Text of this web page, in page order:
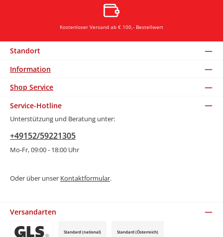
Kostenloser Versand ab € 100,- Bestellwert
Standort
Information
Shop Service
Service-Hotline
Unterstützung und Beratung unter:
+49152/59221305
Mo-Fr, 09:00 - 18:00 Uhr
Oder über unser Kontaktformular.
Versandarten
Standard (national) Standard (Österreich)